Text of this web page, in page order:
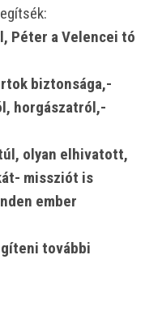
Péter a Velencei tó
biztonsága,-
horgászatról,-
olyan elhivatott,
missziót is
ember
további